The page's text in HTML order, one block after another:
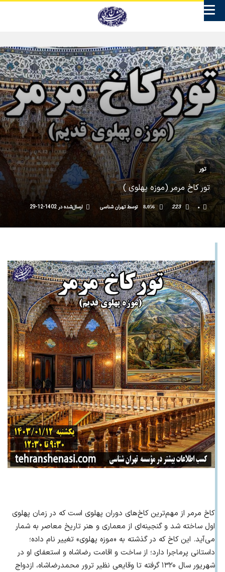
تور
تور کاخ مرمر (موزه پهلوی )
توسطتهران شناسی ارسال‌شده در 1402-12-29 ۰ 223
کاخ مرمر از مهم‌ترین کاخ‌های دوران پهلوی است که در زمان پهلوی
اول ساخته شد و گنجینه‌ای از معماری و هنر تاریخ معاصر به شمار
می‌آید. این کاخ که در گذشته به «موزه پهلوی» تغییر نام داده؛
داستانی پرماجرا دارد؛ از ساخت و اقامت رضاشاه و استعفای او در
شهریور سال ۱۳۲۰ گرفته تا وقایعی نظیر ترور محمدرضاشاه، ازدواج